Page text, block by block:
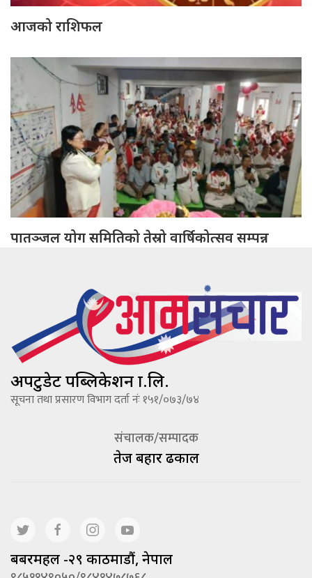
आजको राशिफल
पातञ्जल योग समितिको तेस्रो वार्षिकोत्सव सम्पन्न
अपटुडेट पब्लिकेशन प्रा.लि.
सूचना तथा प्रसारण विभाग दर्ता नंः १५१/०७३/७४
संचालक/सम्पादक
तेज बहादूर ढकाल
बबरमहल -२९ काठमाडौं, नेपाल